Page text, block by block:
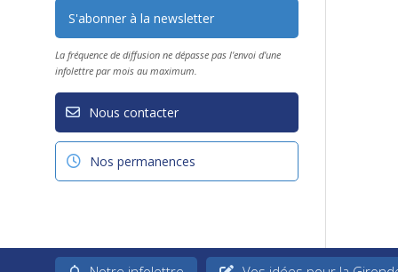
La fréquence de diffusion ne dépasse pas l'envoi d'une
infolettre par mois au maximum.
Nous contacter
Nos permanences